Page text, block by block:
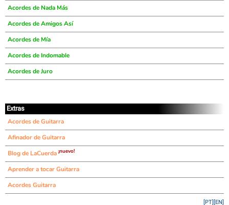
Acordes de Nada Más
Acordes de Amigos Así
Acordes de Mía
Acordes de Indomable
Acordes de Juro
Extras
Acordes de Guitarra
Afinador de Guitarra
Blog de LaCuerda ¡nuevo!
Aprender a tocar Guitarra
Acordes Guitarra
[EN]
[PT]